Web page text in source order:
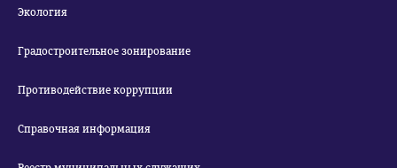
Экология
Градостроительное зонирование
Противодействие коррупции
Справочная информация